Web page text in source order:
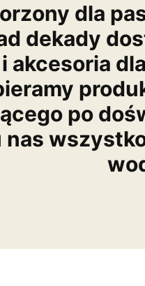
dla
dekady
akcesoria
po
nas